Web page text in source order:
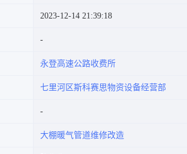
2023-12-14 21:39:18
永登高速公路收费所
七里河区斯科赛思物资设备经营部
大棚暖气管道维修改造